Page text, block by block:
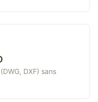
DXF) sans